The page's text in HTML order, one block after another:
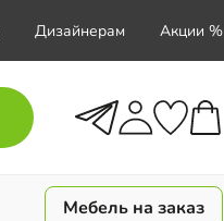
Дизайнерам Акции %
Мебель на заказ